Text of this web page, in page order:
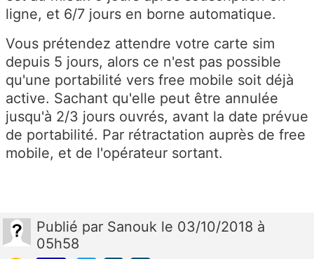
ligne, et 6/7 jours en borne automatique.
Vous prétendez attendre votre carte sim
depuis 5 jours, alors ce n'est pas possible
qu'une portabilité vers free mobile soit déjà
active. Sachant qu'elle peut être annulée
jusqu'à 2/3 jours ouvrés, avant la date prévue
de portabilité. Par rétractation auprès de free
mobile, et de l'opérateur sortant.
Publié par Sanouk le 03/10/2018 à
05h58